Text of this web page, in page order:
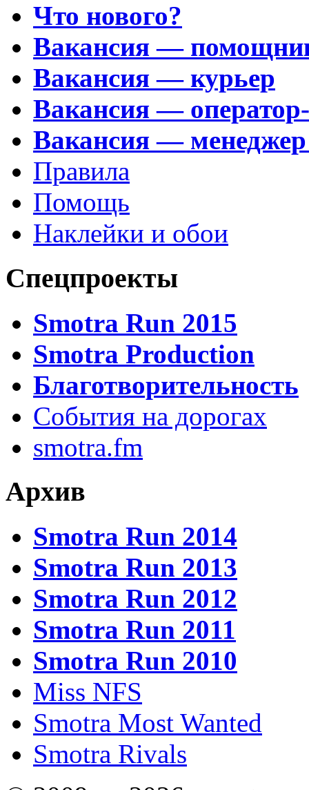
Что нового?
Вакансия —
Вакансия — курьер
Вакансия —
Вакансия —
Правила
Помощь
Наклейки и обои
Спецпроекты
Smotra Run 2015
Smotra Production
Благотворительность
События на дорогах
smotra.fm
Архив
Smotra Run 2014
Smotra Run 2013
Smotra Run 2012
Smotra Run 2011
Smotra Run 2010
Miss NFS
Smotra Most Wanted
Smotra Rivals